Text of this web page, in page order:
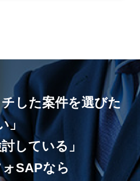
チした案件を選びた
」
している」
SAPなら